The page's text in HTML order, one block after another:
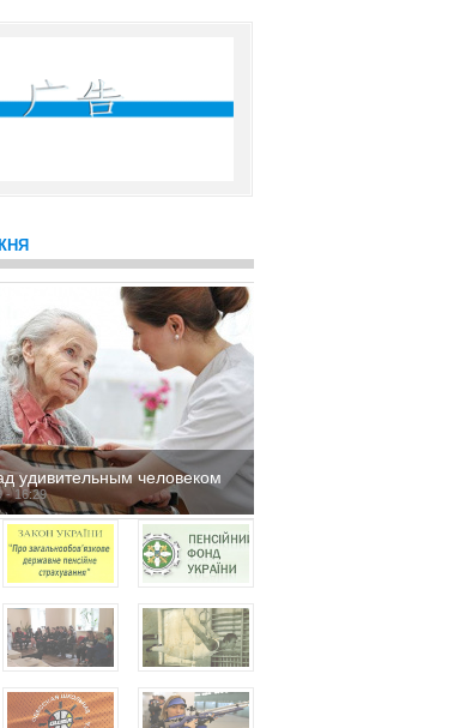
удивительным человеком
- 16:29